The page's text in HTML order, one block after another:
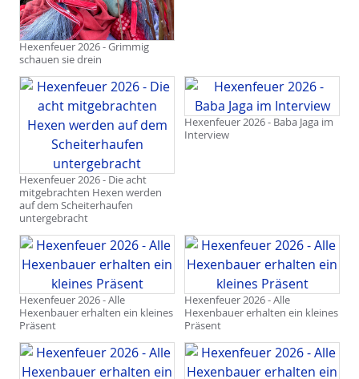
Hexenfeuer 2026 - Grimmig
schauen sie drein
Hexenfeuer 2026 - Die acht
mitgebrachten Hexen werden
auf dem Scheiterhaufen
untergebracht
Hexenfeuer 2026 - Baba Jaga im
Interview
Hexenfeuer 2026 - Alle
Hexenbauer erhalten ein kleines
Präsent
Hexenfeuer 2026 - Alle
Hexenbauer erhalten ein kleines
Präsent